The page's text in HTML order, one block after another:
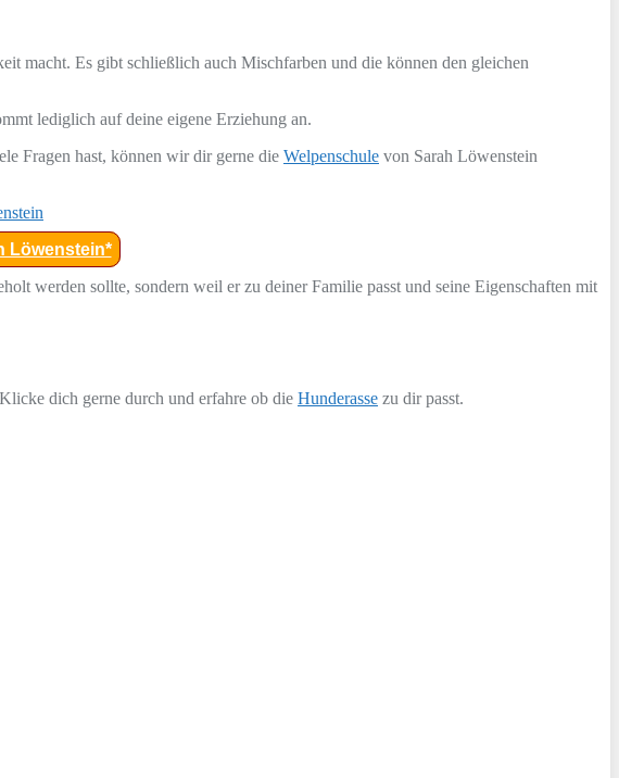
macht. Es gibt schließlich auch Mischfarben und die können den gleichen
lediglich auf deine eigene Erziehung an.
Fragen hast, können wir dir gerne die Welpenschule von Sarah Löwenstein
Löwenstein*
werden sollte, sondern weil er zu deiner Familie passt und seine Eigenschaften mit
dich gerne durch und erfahre ob die Hunderasse zu dir passt.